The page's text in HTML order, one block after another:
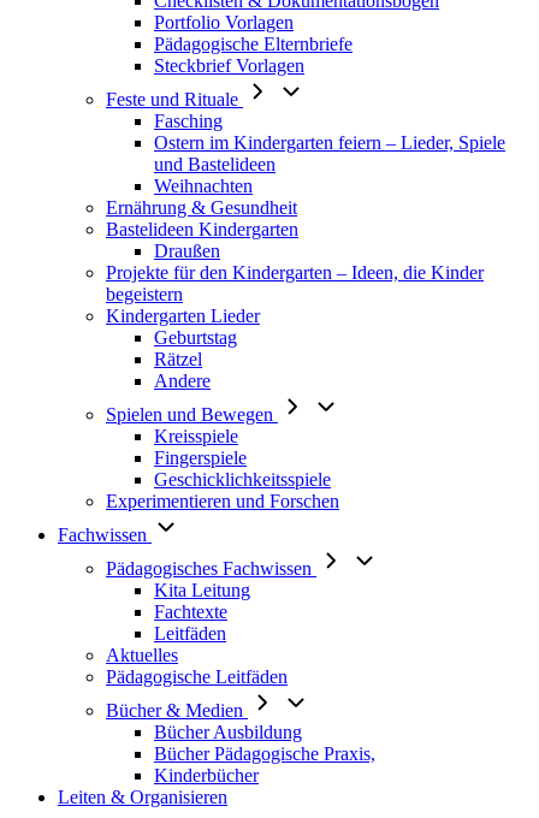
Portfolio Vorlagen
Pädagogische Elternbriefe
Steckbrief Vorlagen
Feste und Rituale
Fasching
Ostern im Kindergarten feiern – Lieder, Spiele
und Bastelideen
Weihnachten
Ernährung & Gesundheit
Bastelideen Kindergarten
Draußen
Projekte für den Kindergarten – Ideen, die Kinder
begeistern
Kindergarten Lieder
Geburtstag
Rätzel
Andere
Spielen und Bewegen
Kreisspiele
Fingerspiele
Geschicklichkeitsspiele
Experimentieren und Forschen
Fachwissen
Pädagogisches Fachwissen
Kita Leitung
Fachtexte
Leitfäden
Aktuelles
Pädagogische Leitfäden
Bücher & Medien
Bücher Ausbildung
Bücher Pädagogische Praxis,
Kinderbücher
Leiten & Organisieren